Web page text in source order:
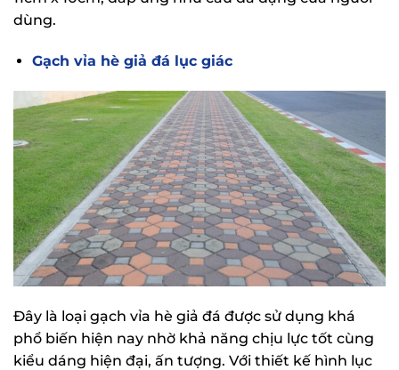
dùng.
Gạch vỉa hè giả đá lục giác
Đây là loại gạch vỉa hè giả đá được sử dụng khá
phổ biến hiện nay nhờ khả năng chịu lực tốt cùng
kiểu dáng hiện đại, ấn tượng. Với thiết kế hình lục